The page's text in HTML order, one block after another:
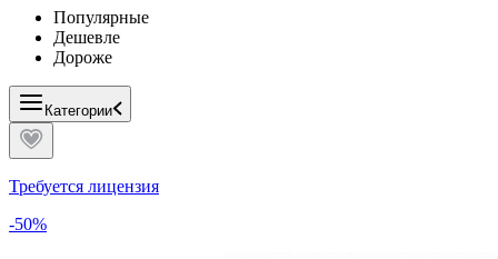
Популярные
Дешевле
Дороже
Категории
Требуется лицензия
-50%